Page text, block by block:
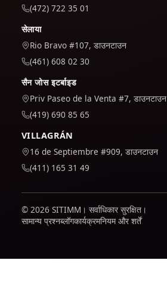
(472) 722 35 01
सेलाया
Rio Bravo #107, डाउनटाउन
(461) 608 02 30
सैन जोस इटर्बाइड
Priv Paseo de la Venta #7, डाउनटाउन
(419) 690 85 65
VILLAGRÁN
16 de Septiembre #909, डाउनटाउन
(411) 165 31 49
© 2026 SITIMM। सर्वाधिकार सुरक्षित।
सामान्य प्रश्नब्लॉगकार्यक्रमनियम और शर्तें